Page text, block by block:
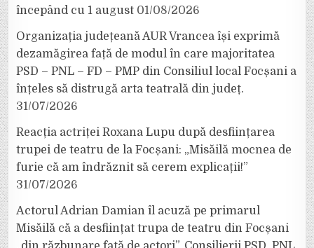
începând cu 1 august 01/08/2026
Organizația județeană AUR Vrancea își exprimă
dezamăgirea față de modul în care majoritatea
PSD – PNL – FD – PMP din Consiliul local Focșani a
înțeles să distrugă arta teatrală din județ.
31/07/2026
Reacția actriței Roxana Lupu după desființarea
trupei de teatru de la Focșani: „Misăilă mocnea de
furie că am îndrăznit să cerem explicații!”
31/07/2026
Actorul Adrian Damian îl acuză pe primarul
Misăilă că a desființat trupa de teatru din Focșani